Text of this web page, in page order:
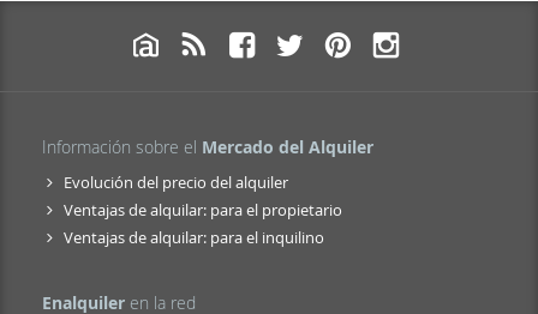
Información sobre el Mercado del Alquiler
Evolución del precio del alquiler
Ventajas de alquilar: para el propietario
Ventajas de alquilar: para el inquilino
Enalquiler en la red